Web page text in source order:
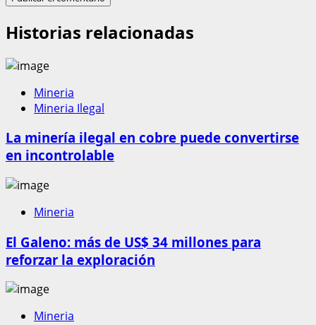
Historias relacionadas
Mineria
Mineria Ilegal
La minería ilegal en cobre puede convertirse
en incontrolable
Mineria
El Galeno: más de US$ 34 millones para
reforzar la exploración
Mineria